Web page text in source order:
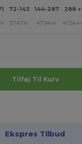
72-143 144-287 288 +
kr 57.47 kr 47.94 kr 41.54 kr
Tilføj Til Kurv
Ekspres Tilbud